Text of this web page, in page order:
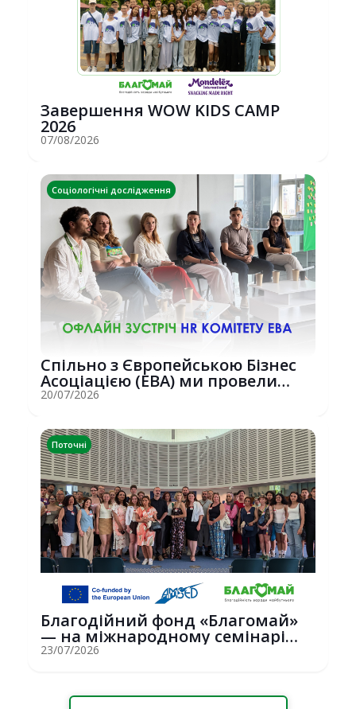
Завершення WOW KIDS CAMP
2026
07/08/2026
Соціологічні дослідження
Спільно з Європейською Бізнес
Асоціацією (EBA) ми провели
потужну о...
20/07/2026
Поточні
Благодійний фонд «Благомай»
— на міжнародному семінарі
Erasmus+ у С...
23/07/2026